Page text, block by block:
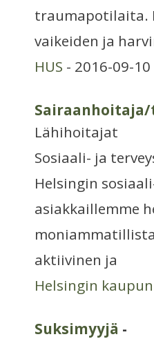
traumapotilaita.
vaikeiden ja
HUS - 2016-09-10
Lähihoitajat
Sosiaali- ja
Helsingin
asiakkaillemme
aktiivinen ja
Helsingin
Suksimyyjä -